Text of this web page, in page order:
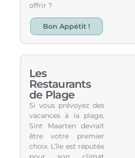
offrir ?
Bon Appétit !
Les
Restaurants
de Plage
Si vous prévoyez des
vacances à la plage,
Sint Maarten devrait
être votre premier
choix. L’île est réputée